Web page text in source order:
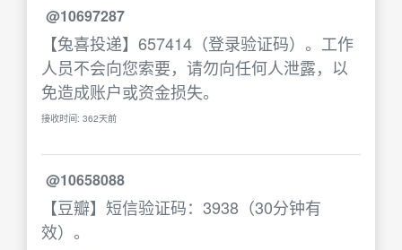
@10697287
【兔喜投递】657414（登录验证码）。工作
人员不会向您索要，请勿向任何人泄露，以
免造成账户或资金损失。
接收时间: 362天前
@10658088
【豆瓣】短信验证码：3938（30分钟有
效）。